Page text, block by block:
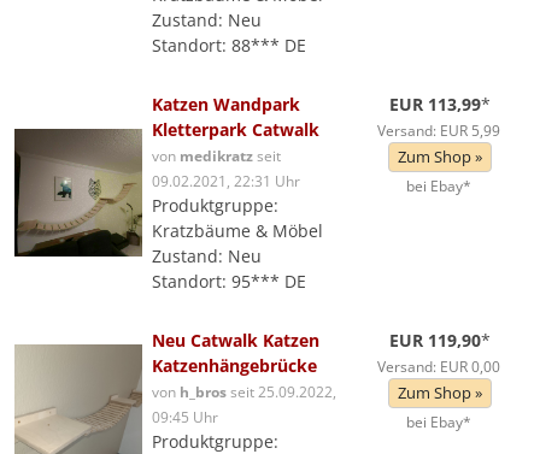
Zustand: Neu
Standort: 88*** DE
Katzen Wandpark
Kletterpark Catwalk
von medikratzseit
09.02.2021, 22:31 Uhr
Produktgruppe:
Kratzbäume & Möbel
Zustand: Neu
Standort: 95*** DE
EUR 113,99*
Versand: EUR 5,99
Zum Shop »
bei Ebay*
Neu Catwalk Katzen
Katzenhängebrücke
von h_brosseit 25.09.2022,
09:45 Uhr
Produktgruppe:
EUR 119,90*
Versand: EUR 0,00
Zum Shop »
bei Ebay*